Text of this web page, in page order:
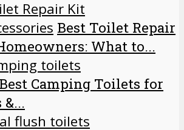
Best Toilet Repair
What to...
Camping Toilets for
&...